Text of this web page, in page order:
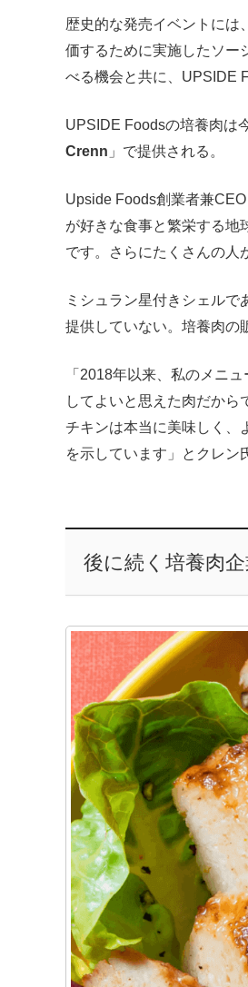
歴史的な発売イベントには
価するために実施したソー
べる機会と共に、UPSIDE
UPSIDE Foodsの培養肉は
Crenn 」で提供される。
Upside Foods創業者兼
が好きな食事と繁栄する地
です。さらにたくさんの人
ミシュラン星付きシェルで
提供していない。培養肉の
「2018年以来、私のメニ
してよいと思えた肉だか
チキンは本当に美味しく、
を示しています」とクレン
後に続く培養肉